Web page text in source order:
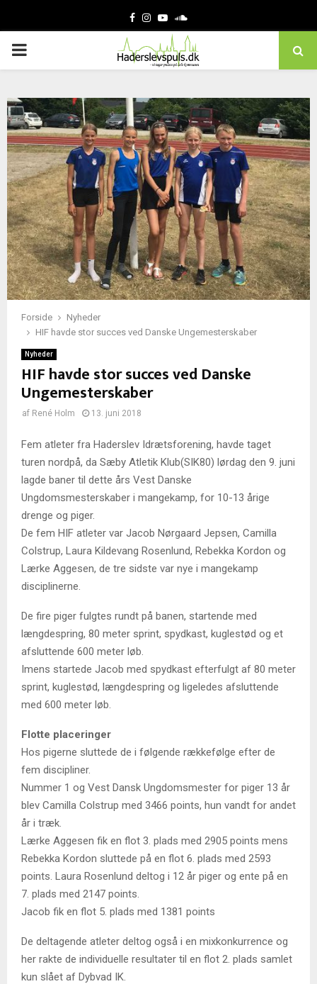
Facebook
Instagram
YoutubeSoundcloud
PRIMARY
Forside
Nyheder
HIF havde stor succes ved Danske Ungemesterskaber
Nyheder
HIF havde stor succes ved Danske
Ungemesterskaber
af René Holm 13. juni 2018
Fem atleter fra Haderslev Idrætsforening, havde taget
turen nordpå, da Sæby Atletik Klub(SIK80) lørdag den 9. juni
lagde baner til dette års Vest Danske
Ungdomsmesterskaber i mangekamp, for 10-13 årige
drenge og piger.
De fem HIF atleter var Jacob Nørgaard Jepsen, Camilla
Colstrup, Laura Kildevang Rosenlund, Rebekka Kordon og
Lærke Aggesen, de tre sidste var nye i mangekamp
disciplinerne.
De fire piger fulgtes rundt på banen, startende med
længdespring, 80 meter sprint, spydkast, kuglestød og et
afsluttende 600 meter løb.
Imens startede Jacob med spydkast efterfulgt af 80 meter
sprint, kuglestød, længdespring og ligeledes afsluttende
med 600 meter løb.
Flotte placeringer
Hos pigerne sluttede de i følgende rækkefølge efter de
fem discipliner.
Nummer 1 og Vest Dansk Ungdomsmester for piger 13 år
blev Camilla Colstrup med 3466 points, hun vandt for andet
år i træk.
Lærke Aggesen fik en flot 3. plads med 2905 points mens
Rebekka Kordon sluttede på en flot 6. plads med 2593
points. Laura Rosenlund deltog i 12 år piger og ente på en
7. plads med 2147 points.
Jacob fik en flot 5. plads med 1381 points
De deltagende atleter deltog også i en mixkonkurrence og
her rakte de individuelle resultater til en flot 2. plads samlet
kun slået af Dybvad IK.